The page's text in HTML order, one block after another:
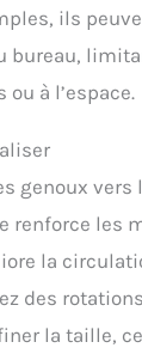
ils
bureau,
à l’espace.
genoux
renforce les
la
des
la taille,